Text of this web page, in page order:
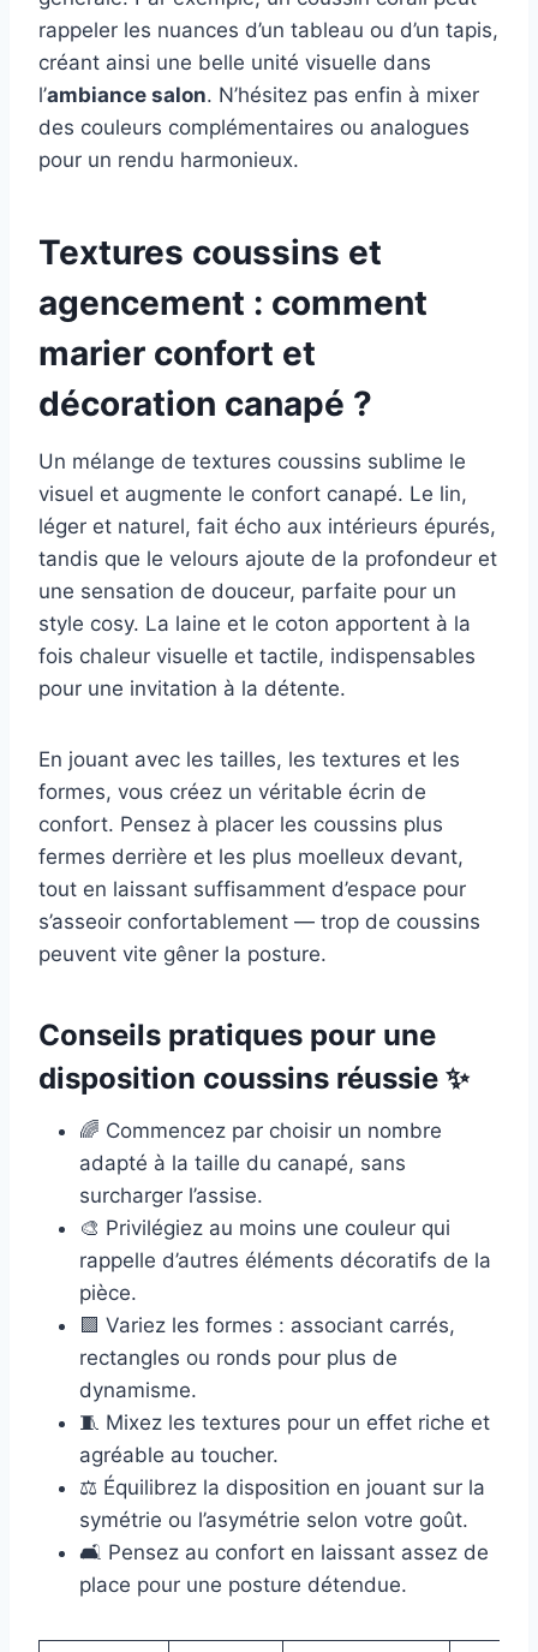
rappeler les nuances d’un tableau ou d’un tapis,
créant ainsi une belle unité visuelle dans
l’ambiance salon. N’hésitez pas enfin à mixer
des couleurs complémentaires ou analogues
pour un rendu harmonieux.
Textures coussins et
agencement : comment
marier confort et
décoration canapé ?
Un mélange de textures coussins sublime le
visuel et augmente le confort canapé. Le lin,
léger et naturel, fait écho aux intérieurs épurés,
tandis que le velours ajoute de la profondeur et
une sensation de douceur, parfaite pour un
style cosy. La laine et le coton apportent à la
fois chaleur visuelle et tactile, indispensables
pour une invitation à la détente.
En jouant avec les tailles, les textures et les
formes, vous créez un véritable écrin de
confort. Pensez à placer les coussins plus
fermes derrière et les plus moelleux devant,
tout en laissant suffisamment d’espace pour
s’asseoir confortablement — trop de coussins
peuvent vite gêner la posture.
Conseils pratiques pour une
disposition coussins réussie ✨
🌈 Commencez par choisir un nombre
adapté à la taille du canapé, sans
surcharger l’assise.
🎨 Privilégiez au moins une couleur qui
rappelle d’autres éléments décoratifs de la
pièce.
🟪 Variez les formes : associant carrés,
rectangles ou ronds pour plus de
dynamisme.
🧵 Mixez les textures pour un effet riche et
agréable au toucher.
⚖️ Équilibrez la disposition en jouant sur la
symétrie ou l’asymétrie selon votre goût.
🛋️ Pensez au confort en laissant assez de
place pour une posture détendue.